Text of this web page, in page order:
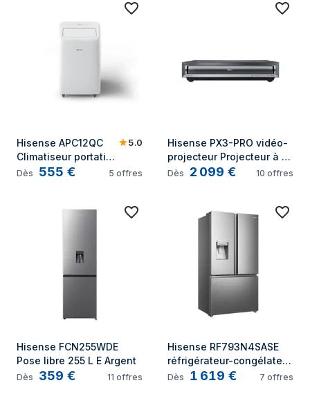
Hisense APC12QC
Climatiseur portatif
64 dB Blanc
5.0
Dès 555 € 5 offres
Hisense PX3-PRO vidéo-
projecteur Projecteur à
focale ultra courte 2700
Compatibilité 3D Noir
Dès 2 099 € 10 offres
Hisense FCN255WDE
Pose libre 255 L E Argent
Dès 359 € 11 offres
Hisense RF793N4SASE
réfrigérateur-congélateur
Pose libre 612 L E Acier
Dès 1 619 € 7 offres